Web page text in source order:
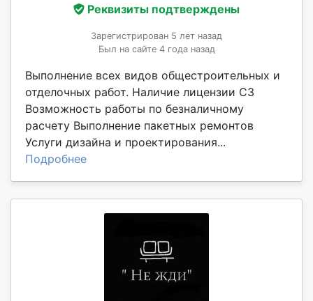
Реквизиты подтверждены
Зарегистрирован 5 лет назад
Был на сайте 4 года назад
Выполнение всех видов общестроительных и
отделочных работ. Наличие лицензии С3
Возможность работы по безналичному
расчету Выполнение пакетных ремонтов
Услуги дизайна и проектирования...
Подробнее